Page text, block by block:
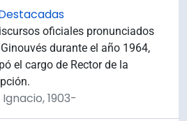
oficiales pronunciados
durante el año 1964,
el cargo de Rector de la
1903-